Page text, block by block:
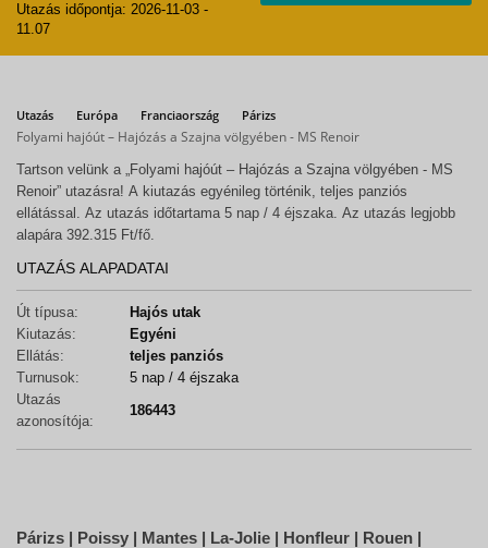
Utazás időpontja: 2026-11-03 -
11.07
Utazás Európa Franciaország Párizs
Folyami hajóút – Hajózás a Szajna völgyében - MS Renoir
Tartson velünk a „Folyami hajóút – Hajózás a Szajna völgyében - MS
Renoir” utazásra! A kiutazás egyénileg történik, teljes panziós
ellátással. Az utazás időtartama 5 nap / 4 éjszaka. Az utazás legjobb
alapára 392.315 Ft/fő.
UTAZÁS ALAPADATAI
Út típusa:
Hajós utak
Kiutazás:
Egyéni
Ellátás:
teljes panziós
Turnusok:
5 nap / 4 éjszaka
Utazás
azonosítója:
186443
Párizs | Poissy | Mantes | La-Jolie | Honfleur | Rouen |